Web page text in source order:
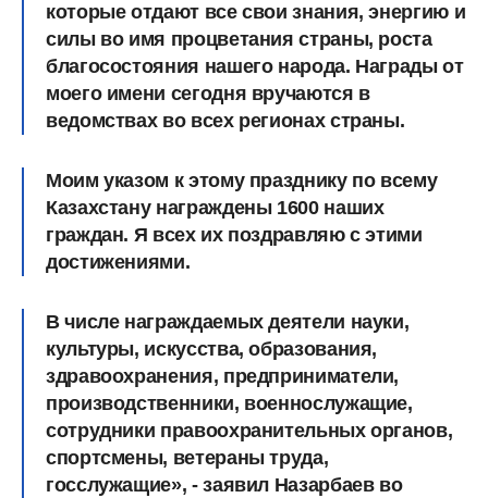
которые отдают все свои знания, энергию и
силы во имя процветания страны, роста
благосостояния нашего народа. Награды от
моего имени сегодня вручаются в
ведомствах во всех регионах страны.
Моим указом к этому празднику по всему
Казахстану награждены 1600 наших
граждан. Я всех их поздравляю с этими
достижениями.
В числе награждаемых деятели науки,
культуры, искусства, образования,
здравоохранения, предприниматели,
производственники, военнослужащие,
сотрудники правоохранительных органов,
спортсмены, ветераны труда,
госслужащие», - заявил Назарбаев во